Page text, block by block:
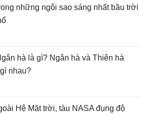
những ngôi sao sáng nhất bầu trời
hà là gì? Ngân hà và Thiên hà
nhau?
Hệ Mặt trời, tàu NASA đụng độ